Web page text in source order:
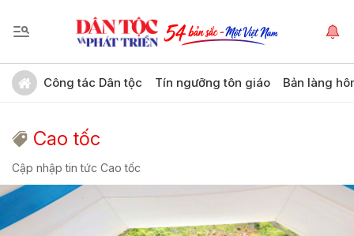
Công tác Dân tộc Tín ngưỡng tôn giáo Bản làng
Cao tốc
Cập nhập tin tức Cao tốc